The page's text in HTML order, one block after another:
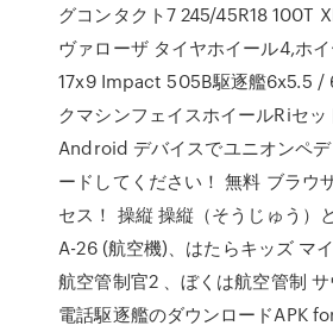
グコンタクト7 245/45R18 100T
ヴァローザ タイヤホイール4,ホ
17x9 Impact 505B駆逐艦6x5.5 /
クマシンフェイスホイールRiセ
Android デバイスでユニオンペ
ードしてください！ 無料 ブラウ
セス！ 操縦 操縦（そうじゅう）
A-26 (航空機)、はたらキッズ マ
航空管制官2 、ぼくは航空管制
電話駆逐艦のダウンロードAPK